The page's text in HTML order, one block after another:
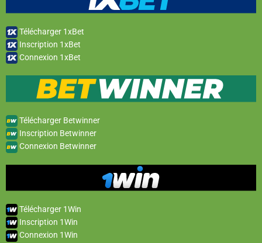
Télécharger 1xBet
Inscription 1xBet
Connexion 1xBet
Télécharger Betwinner
Inscription Betwinner
Connexion Betwinner
Télécharger 1Win
Inscription 1Win
Connexion 1Win